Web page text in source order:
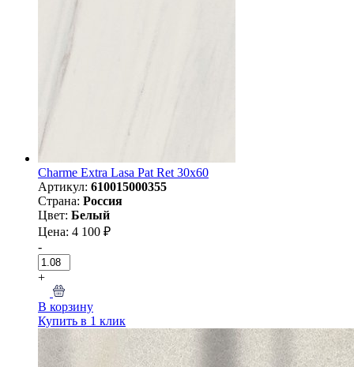
Charme Extra Lasa Pat Ret 30x60
Артикул: 610015000355
Страна: Россия
Цвет: Белый
Цена: 4 100 ₽
-
+
В корзину
Купить в 1 клик